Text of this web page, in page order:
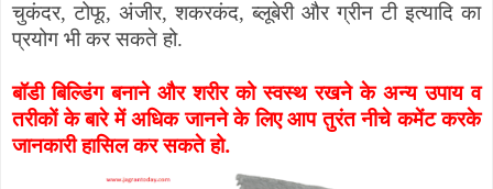
चुकंदर,टोफू, अंजीर,शकरकंद,ब्लूबेरी और ग्रीन टी इत्यादि का
प्रयोग भी कर सकते हो.
बॉडी बिल्डिंग बनाने और शरीर को स्वस्थ रखने के अन्य उपाय व
तरीकों के बारे में अधिक जानने के लिए आप तुरंत नीचे कमेंट करके
जानकारी हासिल कर सकते हो.